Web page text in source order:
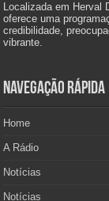
Localizada em Herval
oferece uma
credibilidade,
vibrante.
Navegação Rápida
Home
A Rádio
Notícias
Notícias